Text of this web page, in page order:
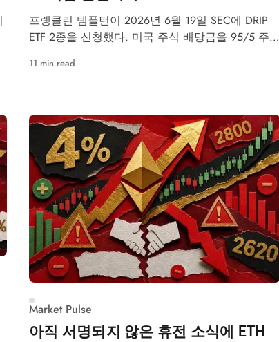
프랭클린 템플턴이 2026년 6월 19일 SEC에 DRIP
ETF 2종을 신청했다. 미국 주식 배당금을 95/5 주
선 20%, 출시 목표 시점은 2026년 9월이다.
11 min read
Market Pulse
아직 서명되지 않은 휴전 소식에 ETH